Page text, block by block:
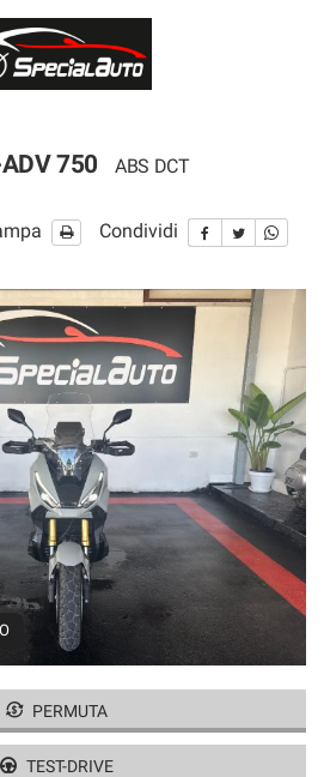
750 ABS DCT
Condividi
PERMUTA
TEST-DRIVE